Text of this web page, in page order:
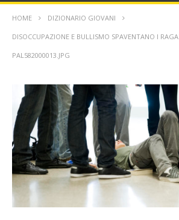
HOME DIZIONARIO GIOVANI
DISOCCUPAZIONE E BULLISMO SPAVENTANO I
PAL582000013.JPG